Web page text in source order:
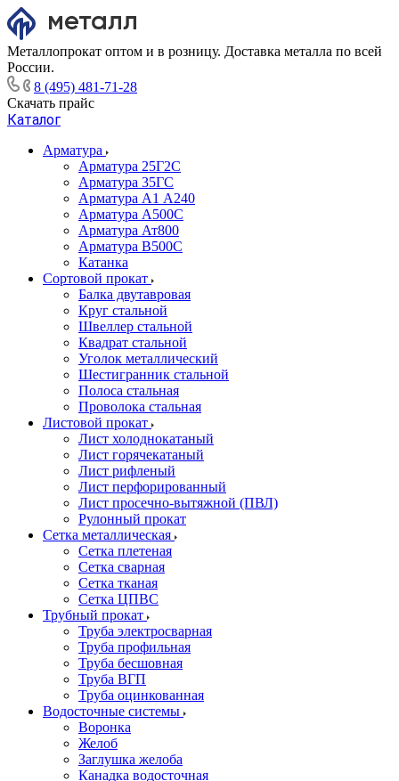
Металлопрокат оптом и в розницу. Доставка металла по всей
России.
8 (495) 481-71-28
Скачать прайс
Каталог
Арматура
Арматура 25Г2С
Арматура 35ГС
Арматура А1 А240
Арматура А500С
Арматура Ат800
Арматура В500С
Катанка
Сортовой прокат
Балка двутавровая
Круг стальной
Швеллер стальной
Квадрат стальной
Уголок металлический
Шестигранник стальной
Полоса стальная
Проволока стальная
Листовой прокат
Лист холоднокатаный
Лист горячекатаный
Лист рифленый
Лист перфорированный
Лист просечно-вытяжной (ПВЛ)
Рулонный прокат
Сетка металлическая
Сетка плетеная
Сетка сварная
Сетка тканая
Сетка ЦПВС
Трубный прокат
Труба электросварная
Труба профильная
Труба бесшовная
Труба ВГП
Труба оцинкованная
Водосточные системы
Воронка
Желоб
Заглушка желоба
Канадка водосточная